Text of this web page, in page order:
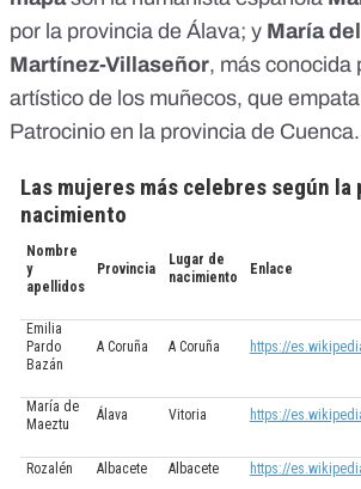
por la provincia de Álava; y María
Martínez-Villaseñor, más conocida
artístico de los muñecos, que
Patrocinio en la provincia de Cuenca.